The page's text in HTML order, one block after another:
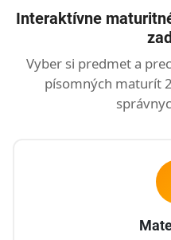
Interaktívne
Vyber si predmet a
písomných maturít